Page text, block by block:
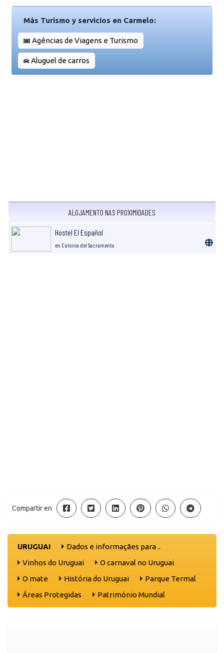
Más Turismo y servicios en Carmelo:
Agências de Viagens e Turismo
Aluguel de carros
ALOJAMENTO NAS PROXIMIDADES
Hostel El Español
en Colonia del Sacramento
Compartir en
URUGUAI
Dados e informaçães para ..
Vinhos do Uruguai
O carnaval no Uruguai
O mate
História do Uruguai
Parque Termal
Áreas Protegidas
Património Mundial